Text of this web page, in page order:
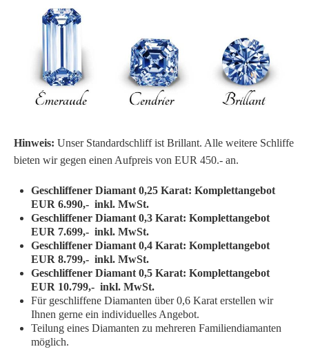
Hinweis: Unser Standardschliff ist Brillant. Alle weitere Schliffe
bieten wir gegen einen Aufpreis von EUR 450.- an.
Geschliffener Diamant 0,25 Karat: Komplettangebot
EUR 6.990,- inkl. MwSt.
Geschliffener Diamant 0,3 Karat: Komplettangebot
EUR 7.699,- inkl. MwSt.
Geschliffener Diamant 0,4 Karat: Komplettangebot
EUR 8.799,- inkl. MwSt.
Geschliffener Diamant 0,5 Karat: Komplettangebot
EUR 10.799,- inkl. MwSt.
Für geschliffene Diamanten über 0,6 Karat erstellen wir
Ihnen gerne ein individuelles Angebot.
Teilung eines Diamanten zu mehreren Familiendiamanten
möglich.